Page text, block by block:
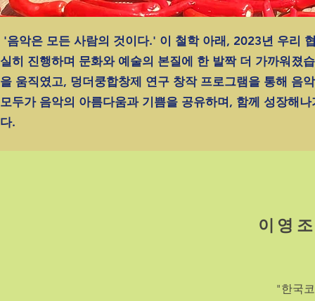
'음악은 모든 사람의 것이다.' 이 철학 아래, 2023년 우리
실히 진행하며 문화와 예술의 본질에 한 발짝 더 가까워졌
을 움직였고, 덩더쿵합창제 연구 창작 프로그램을 통해 음
모두가 음악의 아름다움과 기쁨을 공유하며, 함께 성장해
다.
"한국
이영